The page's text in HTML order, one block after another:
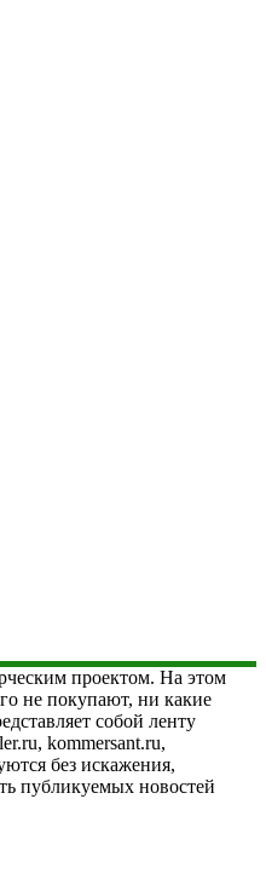
проектом. На этом
не покупают, ни какие
собой ленту
kommersant.ru,
без искажения,
публикуемых новостей